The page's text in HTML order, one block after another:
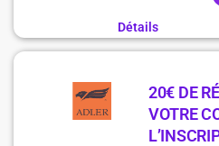
Détails
20€ DE
VOTRE